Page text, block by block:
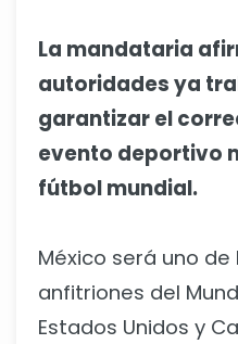
La mandataria
autoridades ya
garantizar el
evento deportivo
fútbol mundial.
México será uno
anfitriones del
Estados Unidos y